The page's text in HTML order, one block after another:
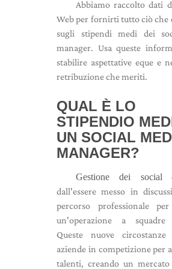
Abbiamo raccolto dati
Web per fornirti tutto ciò che
sugli stipendi medi dei
manager. Usa queste
stabilire aspettative eque e
retribuzione che meriti.
QUAL È LO
STIPENDIO
UN SOCIAL
MANAGER?
Gestione dei social
dall'essere messo in
percorso professionale
un'operazione a squadre
Queste nuove
aziende in competizione per
talenti, creando un mercato